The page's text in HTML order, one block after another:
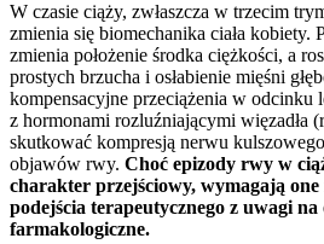
W czasie ciąży, zwłaszcza w trzecim
zmienia się biomechanika ciała kobiety.
zmienia położenie środka ciężkości, a
prostych brzucha i osłabienie mięśni
kompensacyjne przeciążenia w odcinku
z hormonami rozluźniającymi więzadła
skutkować kompresją nerwu
objawów rwy. Choć epizody rwy w
charakter przejściowy, wymagają
podejścia terapeutycznego z uwagi na
farmakologiczne.